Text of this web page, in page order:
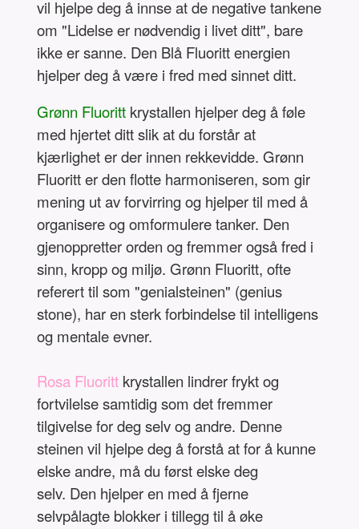
vil hjelpe deg å innse at de negative tankene
om "Lidelse er nødvendig i livet ditt", bare
ikke er sanne. Den Blå Fluoritt energien
hjelper deg å være i fred med sinnet ditt.
Grønn Fluoritt krystallen hjelper deg å føle
med hjertet ditt slik at du forstår at
kjærlighet er der innen rekkevidde. Grønn
Fluoritt er den flotte harmoniseren, som gir
mening ut av forvirring og hjelper til med å
organisere og omformulere tanker. Den
gjenoppretter orden og fremmer også fred i
sinn, kropp og miljø. Grønn Fluoritt, ofte
referert til som "genialsteinen" (genius
stone), har en sterk forbindelse til intelligens
og mentale evner.
Rosa Fluoritt krystallen lindrer frykt og
fortvilelse samtidig som det fremmer
tilgivelse for deg selv og andre. Denne
steinen vil hjelpe deg å forstå at for å kunne
elske andre, må du først elske deg
selv. Den hjelper en med å fjerne
selvpålagte blokker i tillegg til å øke